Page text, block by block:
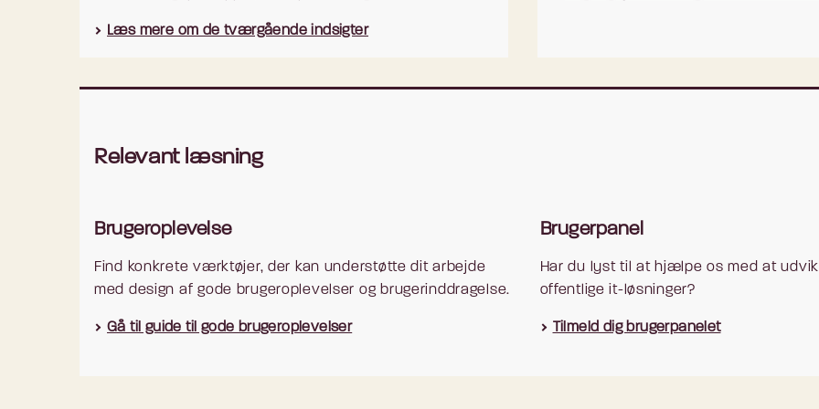
forældres brugerrejse, når den går på tværs af offentlige myndigheder og selvbetjeningsløsninger.
Analysen har vist, at brugerrejsen typisk indeholder 3 faser:
Graviditet (lægebesøg, scanninger, jordmoderbesøg, planlægning af barsel)
Læs mere om de tværgående indsigter
Relevant læsning
Brugeroplevelse
Find konkrete værktøjer, der kan understøtte dit arbejde
med design af gode brugeroplevelser og brugerinddragelse.
Gå til guide til gode brugeroplevelser
Brugerpanel
Har du lyst til at hjælpe os med at
offentlige it-løsninger?
Tilmeld dig brugerpanelet